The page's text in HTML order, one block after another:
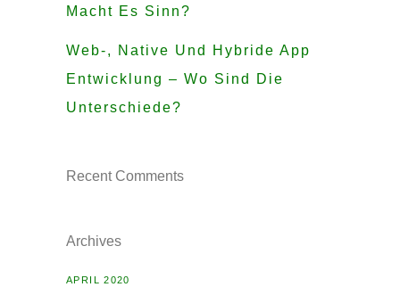
Macht Es Sinn?
Web-, Native Und Hybride App
Entwicklung – Wo Sind Die
Unterschiede?
Recent Comments
Archives
APRIL 2020